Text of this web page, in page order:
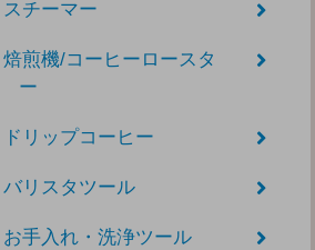
スチーマー
焙煎機/コーヒーロースタ
ー
ドリップコーヒー
バリスタツール
お手入れ・洗浄ツール